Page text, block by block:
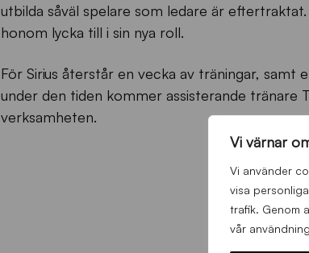
Vi värnar
Vi använder
visa
trafik. Genom
vår
utbilda såväl spelare som ledare är
honom lycka till i sin nya roll.
För Sirius återstår en vecka av träningar,
under den tiden kommer assisterande
verksamheten.